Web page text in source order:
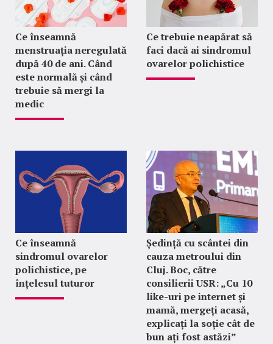
Ce înseamnă
menstruația neregulată
după 40 de ani. Când
este normală și când
trebuie să mergi la
medic
Ce trebuie neapărat să
faci dacă ai sindromul
ovarelor polichistice
Ce înseamnă
sindromul ovarelor
polichistice, pe
înțelesul tuturor
Ședință cu scântei din
cauza metroului din
Cluj. Boc, către
consilierii USR: „Cu 10
like-uri pe internet și
mamă, mergeți acasă,
explicați la soție cât de
bun ați fost astăzi”